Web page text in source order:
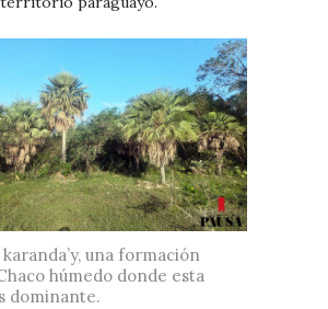
una formación
húmedo donde esta
dominante.